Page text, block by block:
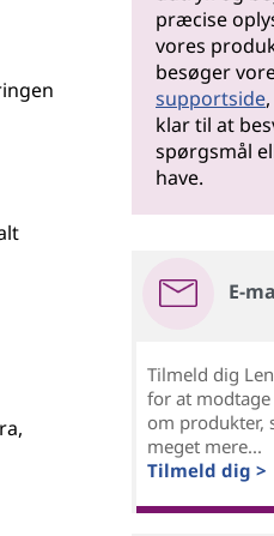
præcise
vores
besøger
supportside
klar til at
spørgsmål
have.
E-
Tilmeld dig
for at
om produkter,
meget mere...
Tilmeld dig >